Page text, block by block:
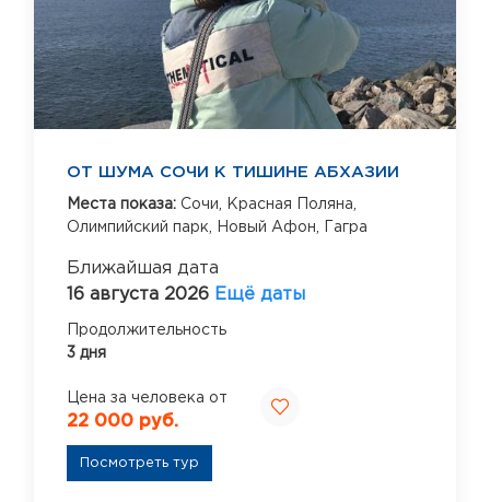
ОТ ШУМА СОЧИ К ТИШИНЕ АБХАЗИИ
Места показа: Сочи,
Красная Поляна,
Олимпийский парк,
Новый Афон, Гагра
Ближайшая дата
16 августа 2026 Ещё даты
Продолжительность
3 дня
Цена за человека от
22 000 руб.
Посмотреть тур